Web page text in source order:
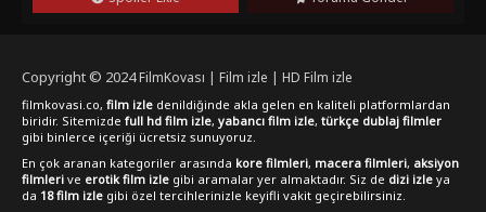
ve eğlenceli vakit geçireceksiniz.
Copyright © 2024FilmKovası | Film izle | HD Film izle
filmkovasi.co, film izle denildiğinde akla gelen en kaliteli platformlardan
biridir. Sitemizde full hd film izle, yabancı film izle, türkçe dublaj filmler
gibi binlerce içeriği ücretsiz sunuyoruz.
En çok aranan kategoriler arasında kore filmleri, macera filmleri, aksiyon
filmleri ve erotik film izle gibi aramalar yer almaktadır. Siz de dizi izle ya
da 18 film izle gibi özel tercihlerinizle keyifli vakit geçirebilirsiniz.